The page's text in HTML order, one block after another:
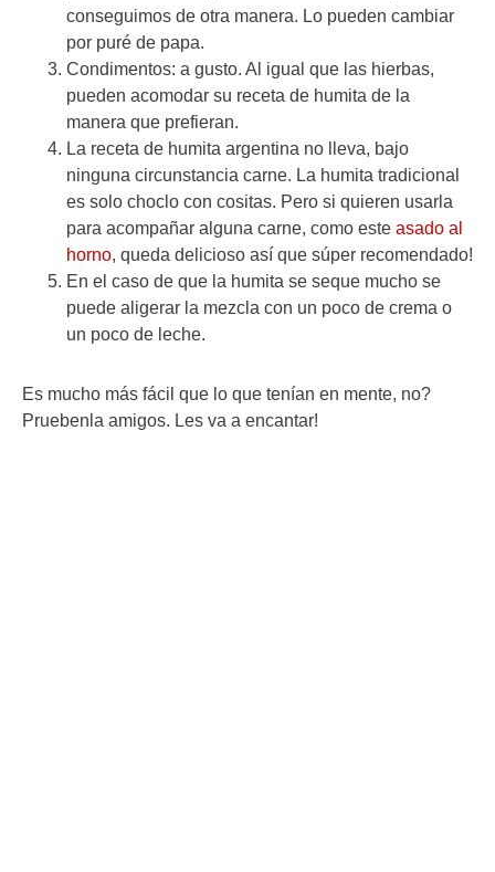
conseguimos de otra manera. Lo pueden cambiar
por puré de papa.
Condimentos: a gusto. Al igual que las hierbas,
pueden acomodar su receta de humita de la
manera que prefieran.
La receta de humita argentina no lleva, bajo
ninguna circunstancia carne. La humita tradicional
es solo choclo con cositas. Pero si quieren usarla
para acompañar alguna carne, como este asado al
horno, queda delicioso así que súper recomendado!
En el caso de que la humita se seque mucho se
puede aligerar la mezcla con un poco de crema o
un poco de leche.
Es mucho más fácil que lo que tenían en mente, no?
Pruebenla amigos. Les va a encantar!